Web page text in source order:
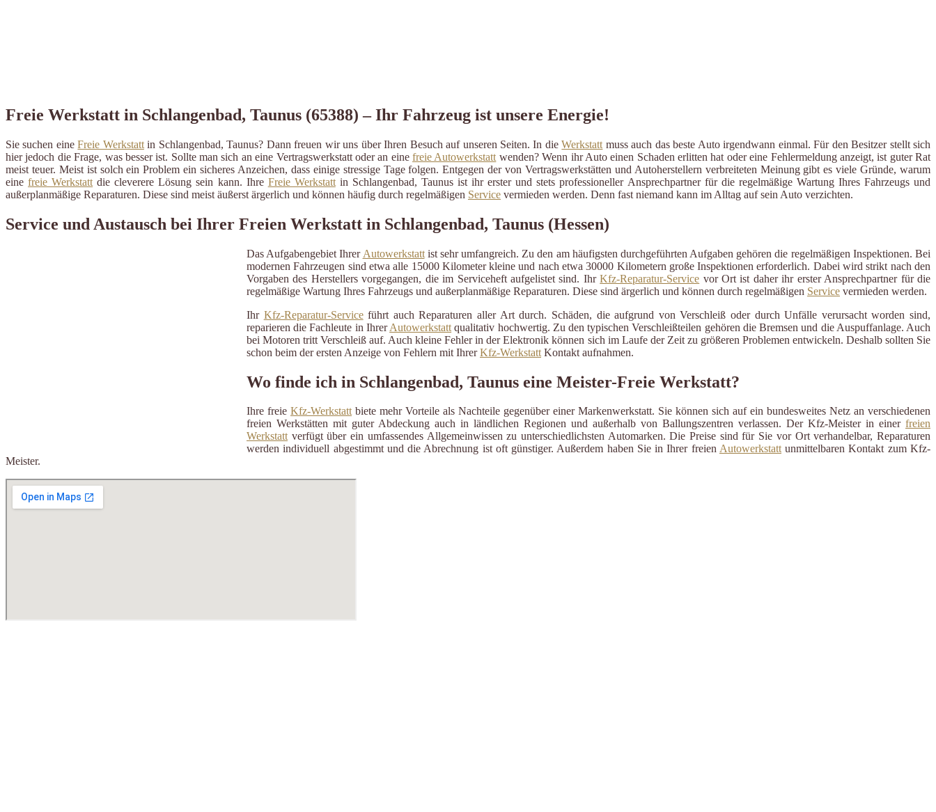
Freie Werkstatt in Schlangenbad, Taunus (65388) – Ihr Fahrzeug ist unsere Energie!
Sie suchen eineFreie Werkstattin Schlangenbad, Taunus? Dann freuen wir uns über Ihren Besuch auf unseren Seiten. In dieWerkstatt muss auch das beste Auto irgendwann einmal. Für den Besitzer stellt sich
hier jedoch die Frage, was besser ist. Sollte man sich an eine Vertragswerkstatt oder an eine freie Autowerkstatt wenden? Wenn ihr Auto einen Schaden erlitten hat oder eine Fehlermeldung anzeigt, ist guter Rat
meist teuer. Meist ist solch ein Problem ein sicheres Anzeichen, dass einige stressige Tage folgen. Entgegen der von Vertragswerkstätten und Autoherstellern verbreiteten Meinung gibt es viele Gründe, warum
einefreie Werkstatt die cleverere Lösung sein kann. Ihre Freie Werkstattin Schlangenbad, Taunus ist ihr erster und stets professioneller Ansprechpartner für die regelmäßige Wartung Ihres Fahrzeugs und
außerplanmäßige Reparaturen. Diese sind meist äußerst ärgerlich und können häufig durch regelmäßigen Service vermieden werden. Denn fast niemand kann im Alltag auf sein Auto verzichten.
Service und Austausch bei Ihrer Freien Werkstatt in Schlangenbad, Taunus (Hessen)
Das Aufgabengebiet Ihrer Autowerkstattist sehr umfangreich. Zu den am häufigsten durchgeführten Aufgaben gehören die regelmäßigen Inspektionen. Bei
modernen Fahrzeugen sind etwa alle 15000 Kilometer kleine und nach etwa 30000 Kilometern große Inspektionen erforderlich. Dabei wird strikt nach den
Vorgaben des Herstellers vorgegangen, die im Serviceheft aufgelistet sind. IhrKfz-Reparatur-Service vor Ort ist daher ihr erster Ansprechpartner für die
regelmäßige Wartung Ihres Fahrzeugs und außerplanmäßige Reparaturen. Diese sind ärgerlich und können durch regelmäßigen Service vermieden werden.
Ihr Kfz-Reparatur-Serviceführt auch Reparaturen aller Art durch. Schäden, die aufgrund von Verschleiß oder durch Unfälle verursacht worden sind,
reparieren die Fachleute in IhrerAutowerkstatt qualitativ hochwertig. Zu den typischen Verschleißteilen gehören die Bremsen und die Auspuffanlage. Auch
bei Motoren tritt Verschleiß auf. Auch kleine Fehler in der Elektronik können sich im Laufe der Zeit zu größeren Problemen entwickeln. Deshalb sollten Sie
schon beim der ersten Anzeige von Fehlern mit IhrerKfz-Werkstatt Kontakt aufnahmen.
Wo finde ich in Schlangenbad, Taunus eine Meister-Freie Werkstatt?
Ihre freie Kfz-Werkstattbiete mehr Vorteile als Nachteile gegenüber einer Markenwerkstatt. Sie können sich auf ein bundesweites Netz an verschiedenen
freien Werkstätten mit guter Abdeckung auch in ländlichen Regionen und außerhalb von Ballungszentren verlassen. Der Kfz-Meister in einer freien
Werkstattverfügt über ein umfassendes Allgemeinwissen zu unterschiedlichsten Automarken. Die Preise sind für Sie vor Ort verhandelbar, Reparaturen
werden individuell abgestimmt und die Abrechnung ist oft günstiger. Außerdem haben Sie in Ihrer freien Autowerkstattunmittelbaren Kontakt zum Kfz-
Meister.